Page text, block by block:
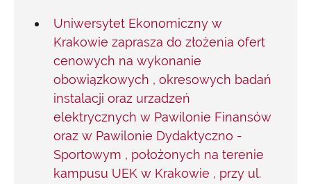
Uniwersytet Ekonomiczny w
Krakowie zaprasza do złożenia ofert
cenowych na wykonanie
obowiązkowych , okresowych badań
instalacji oraz urzadzeń
elektrycznych w Pawilonie Finansów
oraz w Pawilonie Dydaktyczno -
Sportowym , położonych na terenie
kampusu UEK w Krakowie , przy ul.